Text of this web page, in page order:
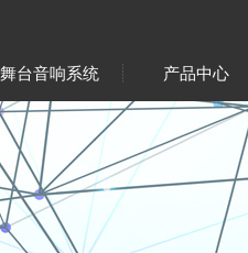
舞台音响系统 产品中心